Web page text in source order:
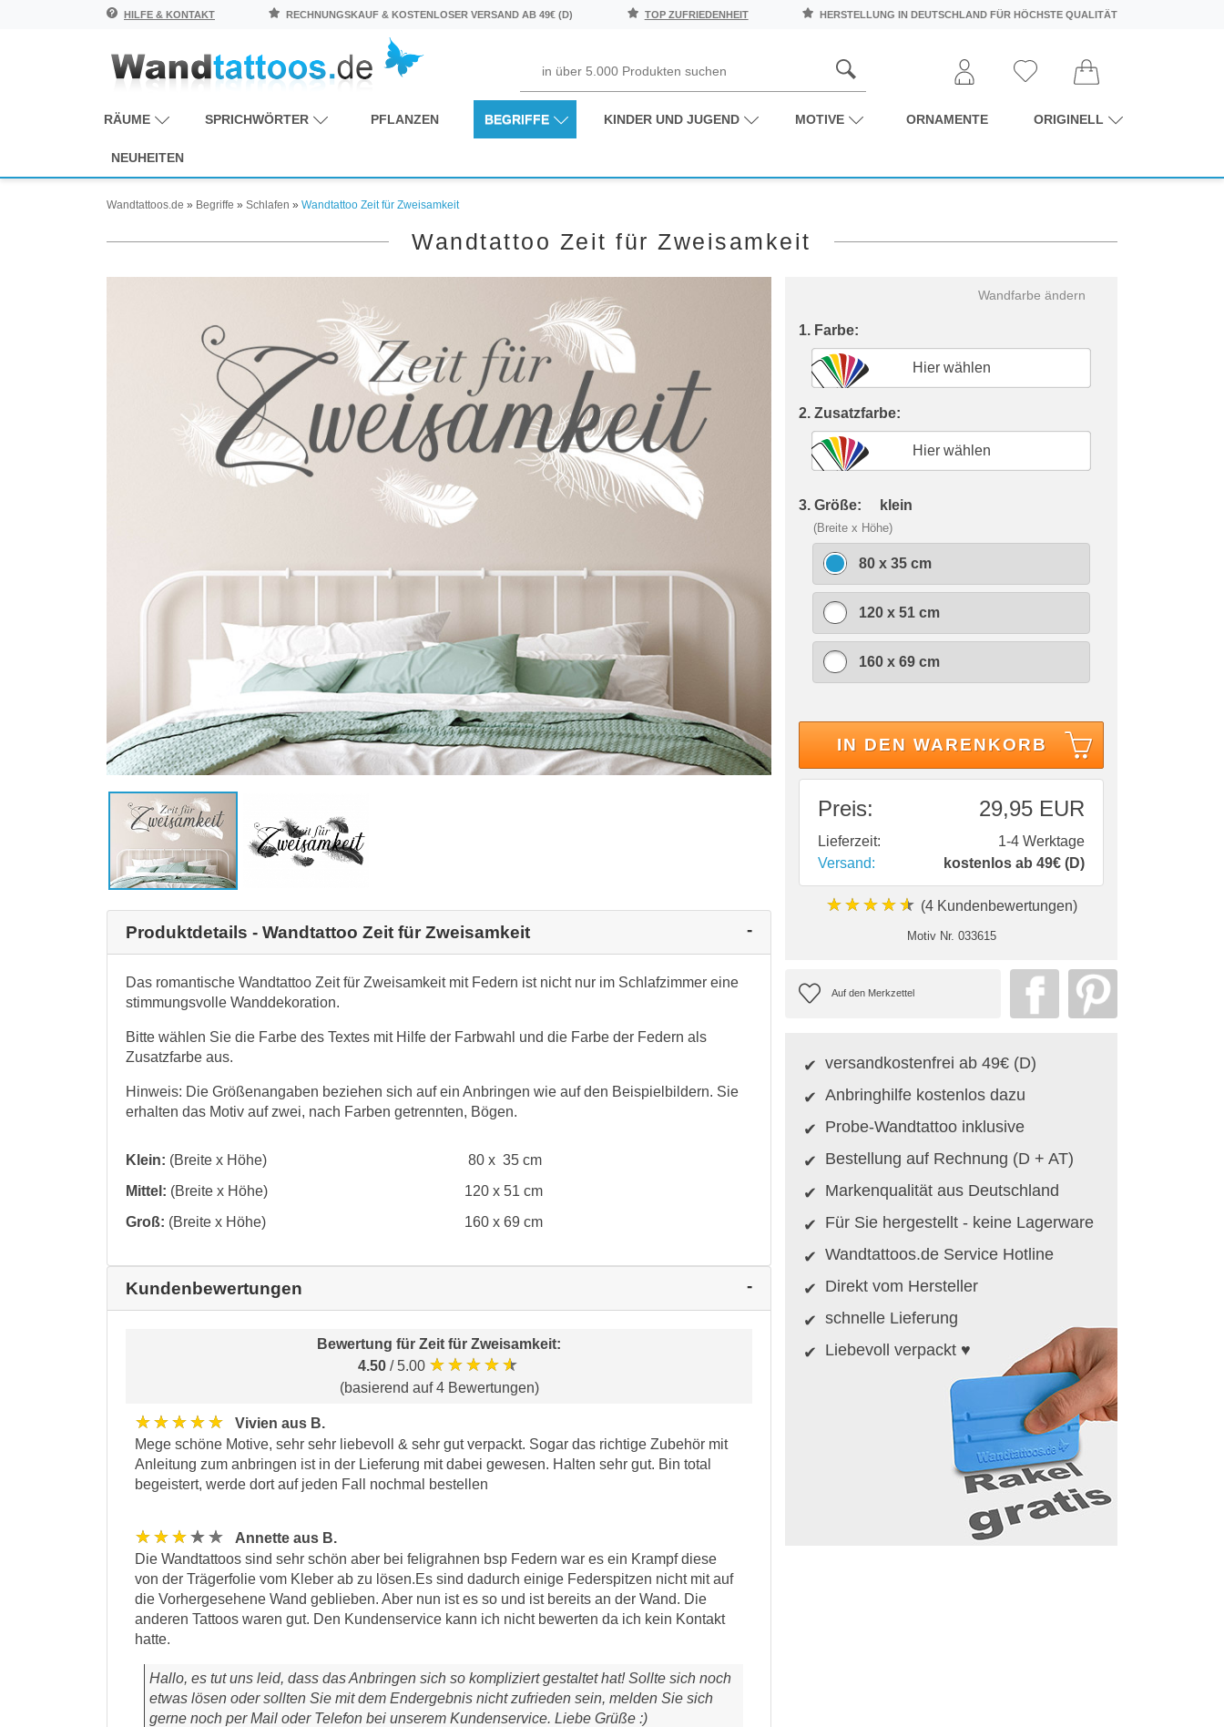
HILFE & KONTAKT RECHNUNGSKAUF & KOSTENLOSER VERSAND AB 49€ (D) TOP ZUFRIEDENHEIT HERSTELLUNG IN DEUTSCHLAND FÜR HÖCHSTE QUALITÄT
RÄUME SPRICHWÖRTER PFLANZEN BEGRIFFE KINDER UND JUGEND MOTIVE ORNAMENTE ORIGINELL
NEUHEITEN
Wandtattoos.de » Begriffe » Schlafen » Wandtattoo Zeit für Zweisamkeit
Wandtattoo Zeit für Zweisamkeit
Produktdetails - Wandtattoo Zeit für Zweisamkeit
Das romantische Wandtattoo Zeit für Zweisamkeit mit Federn ist nicht nur im Schlafzimmer eine
stimmungsvolle Wanddekoration.
Bitte wählen Sie die Farbe des Textes mit Hilfe der Farbwahl und die Farbe der Federn als
Zusatzfarbe aus.
Hinweis: Die Größenangaben beziehen sich auf ein Anbringen wie auf den Beispielbildern. Sie
erhalten das Motiv auf zwei, nach Farben getrennten, Bögen.
Klein: (Breite x Höhe)
80 x 35 cm
Mittel: (Breite x Höhe)
120 x 51 cm
Groß: (Breite x Höhe) 160 x 69 cm
Kundenbewertungen
Bewertung für Zeit für Zweisamkeit:
4.50 / 5.00 ★★★★★
(basierend auf 4 Bewertungen)
★★★★★
Vivien aus B.
Mege schöne Motive, sehr sehr liebevoll & sehr gut verpackt. Sogar das richtige Zubehör mit
Anleitung zum anbringen ist in der Lieferung mit dabei gewesen. Halten sehr gut. Bin total
begeistert, werde dort auf jeden Fall nochmal bestellen
★★★★★
Annette aus B.
Die Wandtattoos sind sehr schön aber bei feligrahnen bsp Federn war es ein Krampf diese
von der Trägerfolie vom Kleber ab zu lösen.Es sind dadurch einige Federspitzen nicht mit auf
die Vorhergesehene Wand geblieben. Aber nun ist es so und ist bereits an der Wand. Die
anderen Tattoos waren gut. Den Kundenservice kann ich nicht bewerten da ich kein Kontakt
hatte.
Hallo, es tut uns leid, dass das Anbringen sich so kompliziert gestaltet hat! Sollte sich noch
etwas lösen oder sollten Sie mit dem Endergebnis nicht zufrieden sein, melden Sie sich
gerne noch per Mail oder Telefon bei unserem Kundenservice. Liebe Grüße :)
Wandfarbe ändern
1. Farbe:
Hier wählen
2. Zusatzfarbe:
Hier wählen
3. Größe: klein
(Breite x Höhe)
80 x 35 cm
120 x 51 cm
160 x 69 cm
IN DEN WARENKORB
Preis: 29,95 EUR
Lieferzeit:
1-4 Werktage
Versand:
kostenlos ab 49€ (D)
★★★★★ (4 Kundenbewertungen)
Motiv Nr. 033615
versandkostenfrei ab 49€ (D)
Anbringhilfe kostenlos dazu
Probe-Wandtattoo inklusive
Bestellung auf Rechnung (D + AT)
Markenqualität aus Deutschland
Für Sie hergestellt - keine Lagerware
Wandtattoos.de Service Hotline
Direkt vom Hersteller
schnelle Lieferung
Liebevoll verpackt ♥